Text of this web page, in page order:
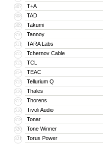
307 T+A
308 TAD
309 Takumi
310 Tannoy
311 TARA Labs
312 Tchernov Cable
313 TCL
314 TEAC
315 Tellurium Q
316 Thales
317 Thorens
318 Tivoli Audio
319 Tonar
320 Tone Winner
321 Torus Power